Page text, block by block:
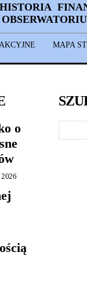
HISTORIA
MAPA
o
2026